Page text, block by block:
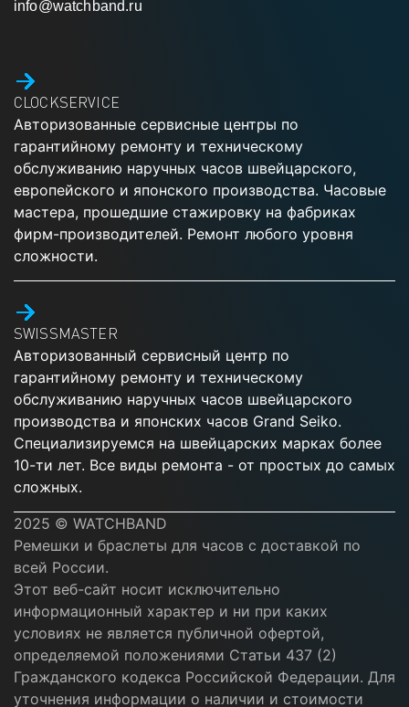
info@watchband.ru
CLOCKSERVICE
Авторизованные сервисные центры по
гарантийному ремонту и техническому
обслуживанию наручных часов швейцарского,
европейского и японского производства. Часовые
мастера, прошедшие стажировку на фабриках
фирм-производителей. Ремонт любого уровня
сложности.
SWISSMASTER
Авторизованный сервисный центр по
гарантийному ремонту и техническому
обслуживанию наручных часов швейцарского
производства и японских часов Grand Seiko.
Специализируемся на швейцарских марках более
10-ти лет. Все виды ремонта - от простых до самых
сложных.
2025 © WATCHBAND
Ремешки и браслеты для часов с доставкой по
всей России.
Этот веб-сайт носит исключительно
информационный характер и ни при каких
условиях не является публичной офертой,
определяемой положениями Статьи 437 (2)
Гражданского кодекса Российской Федерации. Для
уточнения информации о наличии и стоимости